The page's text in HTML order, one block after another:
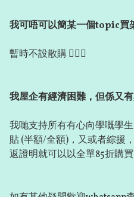
我可唔可以簡某一個topic買
暫時不設散購 🙇🏻‍♂
我屋企有經濟困難，但係又
我哋支持所有有心向學嘅學
貼 (半額/全額)，又或者綜援
返證明就可以以全單85折購